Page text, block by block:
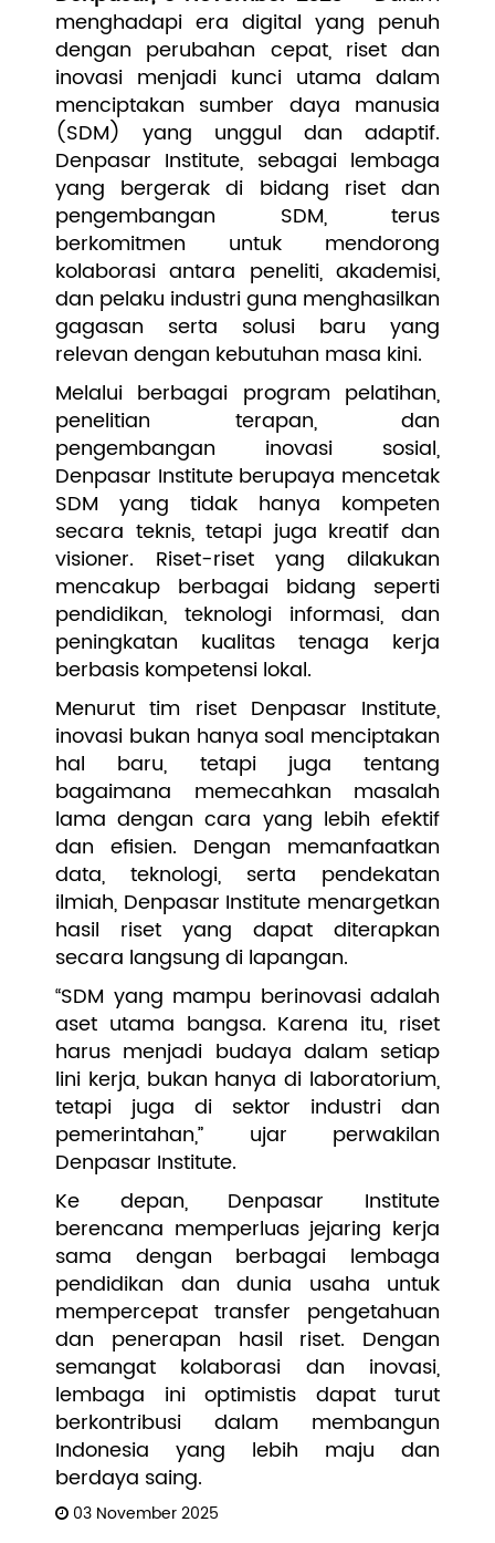
menghadapi era digital yang penuh
dengan perubahan cepat, riset dan
inovasi menjadi kunci utama dalam
menciptakan sumber daya manusia
(SDM) yang unggul dan adaptif.
Denpasar Institute, sebagai lembaga
yang bergerak di bidang riset dan
pengembangan SDM, terus
berkomitmen untuk mendorong
kolaborasi antara peneliti, akademisi,
dan pelaku industri guna menghasilkan
gagasan serta solusi baru yang
relevan dengan kebutuhan masa kini.
Melalui berbagai program pelatihan,
penelitian terapan, dan
pengembangan inovasi sosial,
Denpasar Institute berupaya mencetak
SDM yang tidak hanya kompeten
secara teknis, tetapi juga kreatif dan
visioner. Riset-riset yang dilakukan
mencakup berbagai bidang seperti
pendidikan, teknologi informasi, dan
peningkatan kualitas tenaga kerja
berbasis kompetensi lokal.
Menurut tim riset Denpasar Institute,
inovasi bukan hanya soal menciptakan
hal baru, tetapi juga tentang
bagaimana memecahkan masalah
lama dengan cara yang lebih efektif
dan efisien. Dengan memanfaatkan
data, teknologi, serta pendekatan
ilmiah, Denpasar Institute menargetkan
hasil riset yang dapat diterapkan
secara langsung di lapangan.
“SDM yang mampu berinovasi adalah
aset utama bangsa. Karena itu, riset
harus menjadi budaya dalam setiap
lini kerja, bukan hanya di laboratorium,
tetapi juga di sektor industri dan
pemerintahan,” ujar perwakilan
Denpasar Institute.
Ke depan, Denpasar Institute
berencana memperluas jejaring kerja
sama dengan berbagai lembaga
pendidikan dan dunia usaha untuk
mempercepat transfer pengetahuan
dan penerapan hasil riset. Dengan
semangat kolaborasi dan inovasi,
lembaga ini optimistis dapat turut
berkontribusi dalam membangun
Indonesia yang lebih maju dan
berdaya saing.
03 November 2025